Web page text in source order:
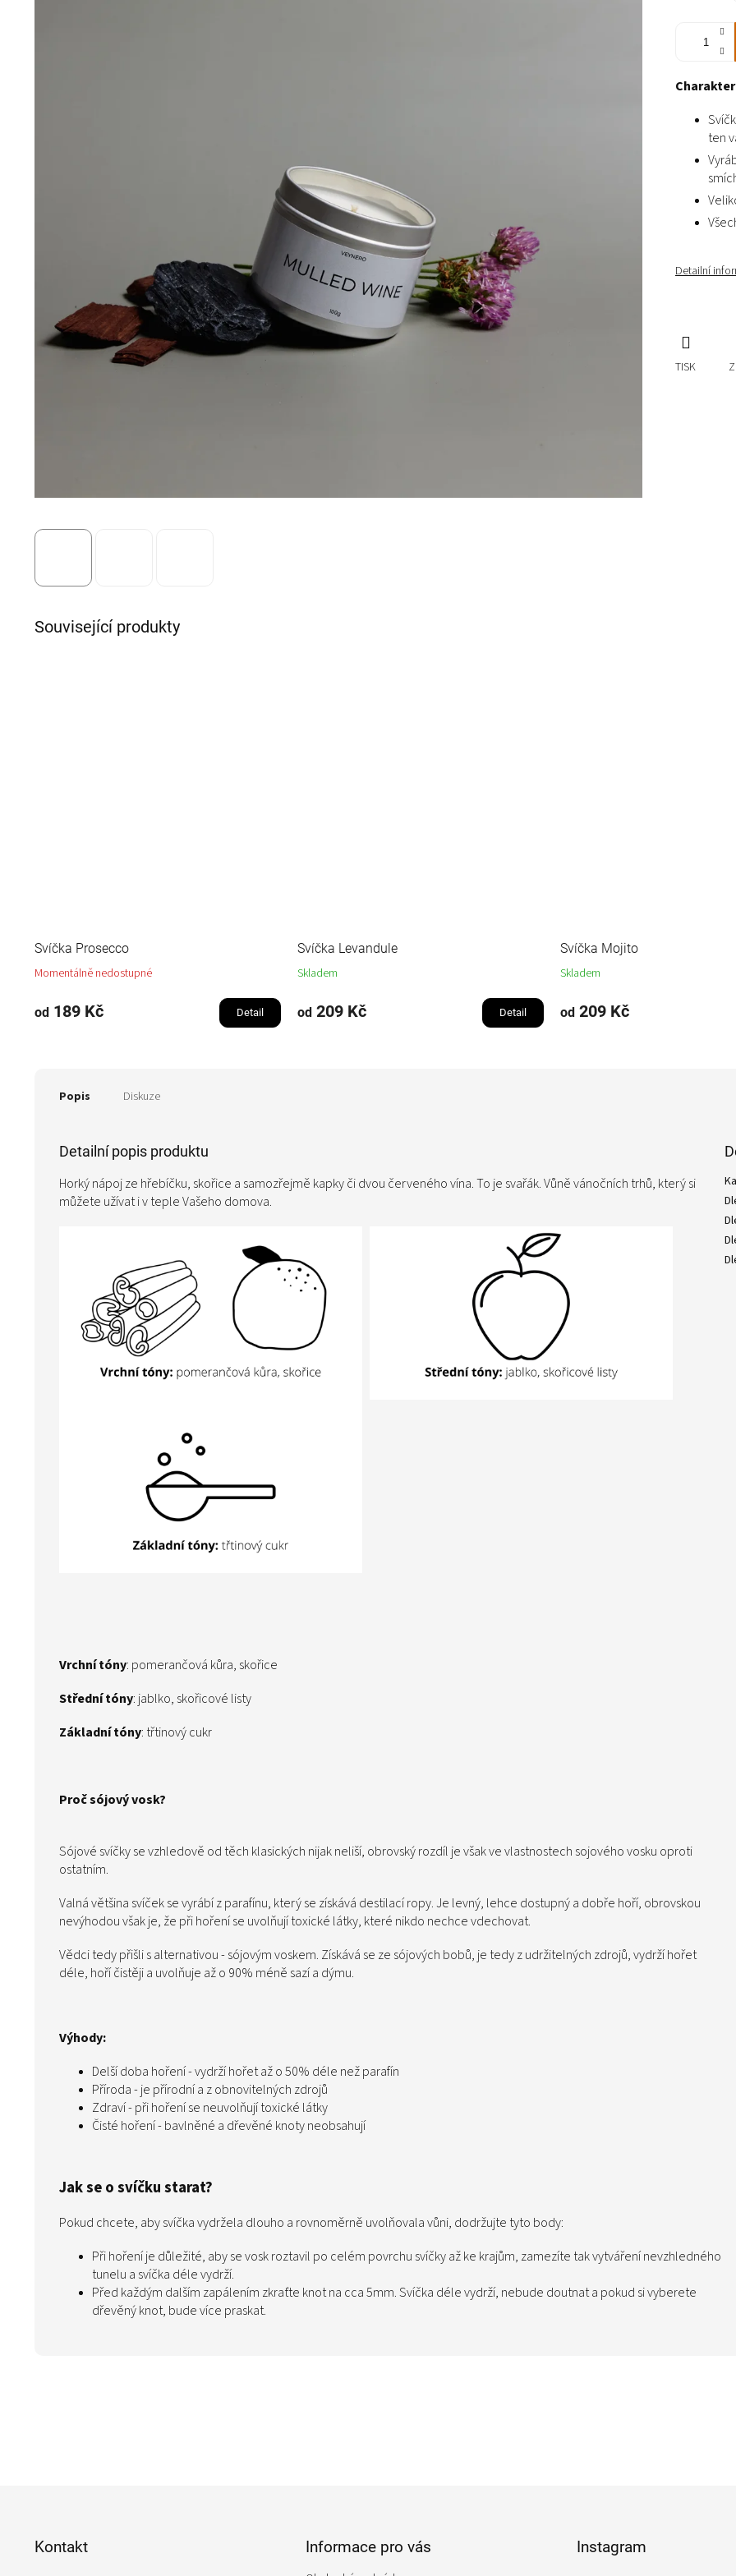
ten
Detailní
TISK
Související produkty
Svíčka Prosecco
Momentálně nedostupné
od 189 Kč Detail
Svíčka Levandule
Skladem
od 209 Kč Detail
Svíčka Mojito
Skladem
od 209 Kč
Popis Diskuze
Detailní popis produktu
Horký nápoj ze hřebíčku, skořice a samozřejmě kapky či dvou červeného vína. To je svařák. Vůně vánočních trhů, který si
můžete užívat i v teple Vašeho domova.
Vrchní tóny: pomerančová kůra, skořice
Střední tóny: jablko, skořicové listy
Základní tóny: třtinový cukr
Proč sójový vosk?
Sójové svíčky se vzhledově od těch klasických nijak neliší, obrovský rozdíl je však ve vlastnostech sojového vosku oproti
ostatním.
Valná většina svíček se vyrábí z parafínu, který se získává destilací ropy. Je levný, lehce dostupný a dobře hoří, obrovskou
nevýhodou však je, že při hoření se uvolňují toxické látky, které nikdo nechce vdechovat.
Vědci tedy přišli s alternativou - sójovým voskem. Získává se ze sójových bobů, je tedy z udržitelných zdrojů, vydrží hořet
déle, hoří čistěji a uvolňuje až o 90% méně sazí a dýmu.
Výhody:
Delší doba hoření - vydrží hořet až o 50% déle než parafín
Příroda - je přírodní a z obnovitelných zdrojů
Zdraví - při hoření se neuvolňují toxické látky
Čisté hoření - bavlněné a dřevěné knoty neobsahují
Jak se o svíčku starat?
Pokud chcete, aby svíčka vydržela dlouho a rovnoměrně uvolňovala vůni, dodržujte tyto body:
Při hoření je důležité, aby se vosk roztavil po celém povrchu svíčky až ke krajům, zamezíte tak vytváření nevzhledného
tunelu a svíčka déle vydrží.
Před každým dalším zapálením zkraťte knot na cca 5mm. Svíčka déle vydrží, nebude doutnat a pokud si vyberete
dřevěný knot, bude více praskat.
Kontakt Informace pro vás Instagram